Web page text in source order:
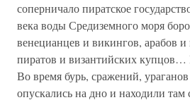
соперничало пиратское
века воды Средиземного моря
венецианцев и викингов, арабов
пиратов и византийских купцов…
Во время бурь, сражений,
опускались на дно и находили